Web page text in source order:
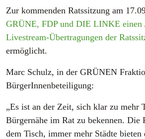
Zur kommenden Ratssitzung am
GRÜNE, FDP und DIE LINKE einen
Livestream-Übertragungen der
ermöglicht.
Marc Schulz, in der GRÜNEN
BürgerInnenbeteiligung:
„Es ist an der Zeit, sich klar zu mehr
Bürgernähe im Rat zu bekennen. Die
dem Tisch, immer mehr Städte bieten